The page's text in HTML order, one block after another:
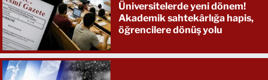
Üniversitelerde yeni dönem!
Akademik sahtekârlığa hapis,
öğrencilere dönüş yolu